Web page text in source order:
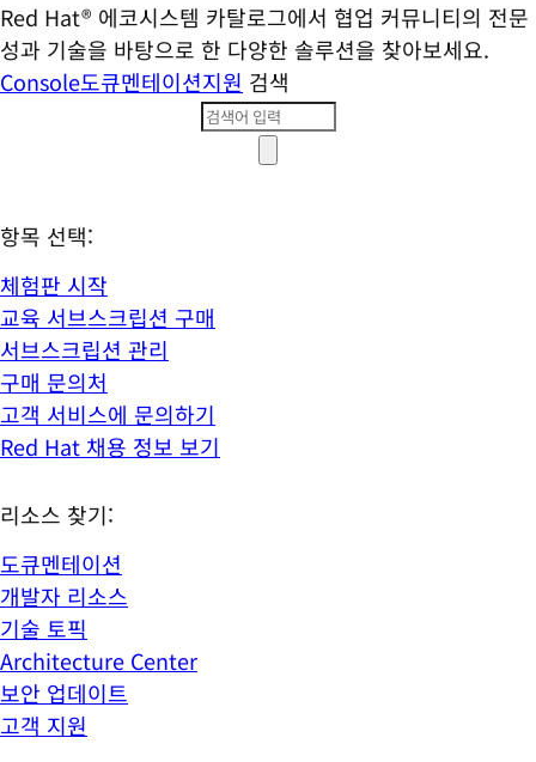
Red Hat® 에코시스템 카탈로그에서 협업 커뮤니티의 전문
성과 기술을 바탕으로 한 다양한 솔루션을 찾아보세요.
Console도큐멘테이션지원 검색
항목 선택:
체험판 시작
교육 서브스크립션 구매
서브스크립션 관리
구매 문의처
고객 서비스에 문의하기
Red Hat 채용 정보 보기
리소스 찾기:
도큐멘테이션
개발자 리소스
기술 토픽
Architecture Center
보안 업데이트
고객 지원